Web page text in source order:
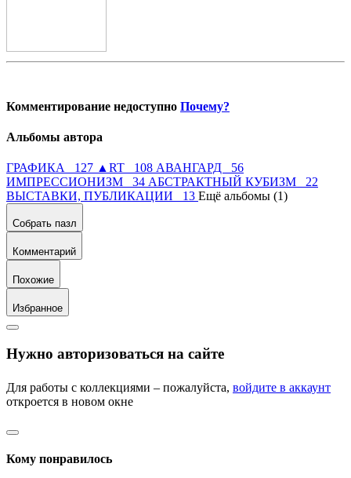
Комментирование недоступно Почему?
Альбомы автора
ГРАФИКА 127 ▲RT 108 АВАНГАРД 56
ИМПРЕССИОНИЗМ 34 АБСТРАКТНЫЙ КУБИЗМ 22
ВЫСТАВКИ, ПУБЛИКАЦИИ 13 Ещё альбомы (1)
Собрать пазл
Комментарий
Похожие
Избранное
Нужно авторизоваться на сайте
Для работы с коллекциями – пожалуйста, войдите в аккаунт
откроется в новом окне
Кому понравилось